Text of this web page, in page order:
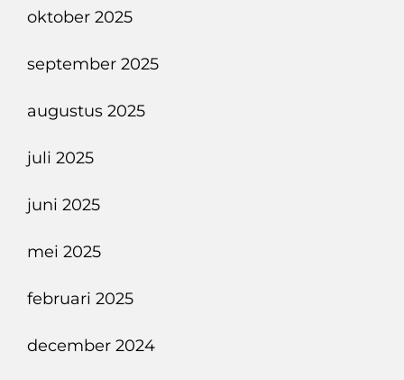
oktober 2025
september 2025
augustus 2025
juli 2025
juni 2025
mei 2025
februari 2025
december 2024